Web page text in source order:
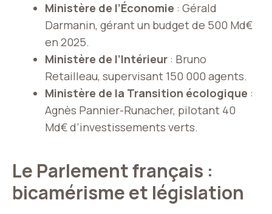
Ministère de l’Économie : Gérald
Darmanin, gérant un budget de 500 Md€
en 2025.
Ministère de l’Intérieur : Bruno
Retailleau, supervisant 150 000 agents.
Ministère de la Transition écologique :
Agnès Pannier-Runacher, pilotant 40
Md€ d’investissements verts.
Le Parlement français :
bicamérisme et législation